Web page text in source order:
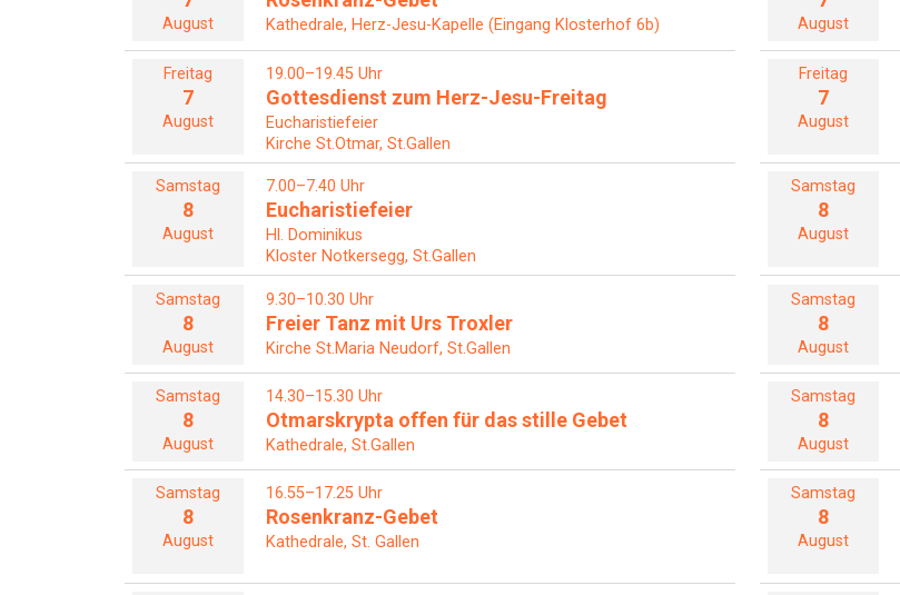
August Kathedrale, Herz-Jesu-Kapelle (Eingang Klosterhof 6b) August
Freitag
7
August
19.00–19.45 Uhr
Gottesdienst zum Herz-Jesu-Freitag
Eucharistiefeier
Kirche St.Otmar, St.Gallen
Freitag
7
August
Samstag
8
August
7.00–7.40 Uhr
Eucharistiefeier
Hl. Dominikus
Kloster Notkersegg, St.Gallen
Samstag
8
August
Samstag
8
August
9.30–10.30 Uhr
Freier Tanz mit Urs Troxler
Kirche St.Maria Neudorf, St.Gallen
Samstag
8
August
Samstag
8
August
14.30–15.30 Uhr
Otmarskrypta offen für das stille Gebet
Kathedrale, St.Gallen
Samstag
8
August
Samstag
8
August
16.55–17.25 Uhr
Rosenkranz-Gebet
Kathedrale, St. Gallen
Samstag
8
August